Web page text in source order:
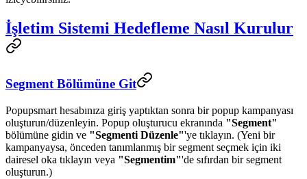
İşletim Sistemi Hedefleme Nasıl Kurulur
Segment Bölümüne Git
Popupsmart hesabınıza giriş yaptıktan sonra bir popup kampanyası
oluşturun/düzenleyin. Popup oluşturucu ekranında "Segment"
bölümüne gidin ve "Segmenti Düzenle"'ye tıklayın. (Yeni bir
kampanyaysa, önceden tanımlanmış bir segment seçmek için iki
dairesel oka tıklayın veya "Segmentim"'de sıfırdan bir segment
oluşturun.)